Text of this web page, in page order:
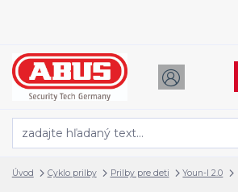
Úvod Cyklo prilby Prilby pre deti Youn-I 2.0